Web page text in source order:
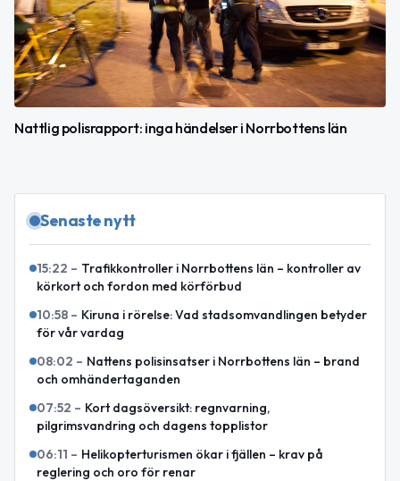
Nattlig polisrapport: inga händelser i Norrbottens län
Senaste nytt
15:22 – Trafikkontroller i Norrbottens län – kontroller av
körkort och fordon med körförbud
10:58 – Kiruna i rörelse: Vad stadsomvandlingen betyder
för vår vardag
08:02 – Nattens polisinsatser i Norrbottens län – brand
och omhändertaganden
07:52 – Kort dagsöversikt: regnvarning,
pilgrimsvandring och dagens topplistor
06:11 – Helikopterturismen ökar i fjällen – krav på
reglering och oro för renar